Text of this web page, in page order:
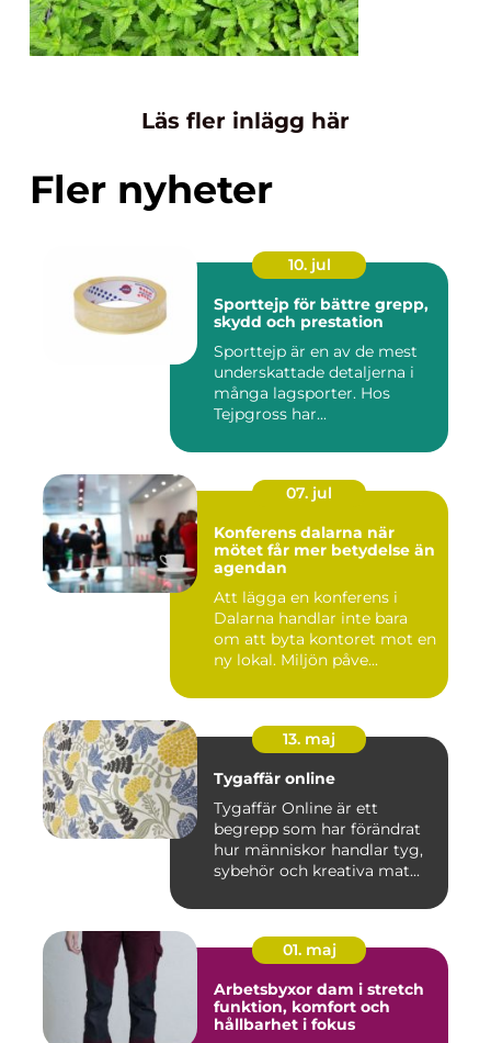
Läs fler inlägg här
Fler nyheter
10. jul
Sporttejp för bättre grepp,
skydd och prestation
Sporttejp är en av de mest
underskattade detaljerna i
många lagsporter. Hos
Tejpgross har...
07. jul
Konferens dalarna när
mötet får mer betydelse än
agendan
Att lägga en konferens i
Dalarna handlar inte bara
om att byta kontoret mot en
ny lokal. Miljön påve...
13. maj
Tygaffär online
Tygaffär Online är ett
begrepp som har förändrat
hur människor handlar tyg,
sybehör och kreativa mat...
01. maj
Arbetsbyxor dam i stretch
funktion, komfort och
hållbarhet i fokus